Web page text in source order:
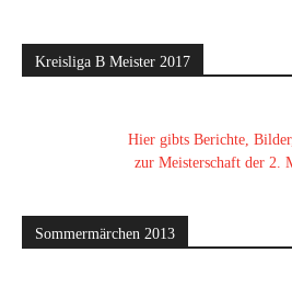
Kreisliga B Meister 2017
Hier gibts Berichte,
zur Meisterschaft der 2.
Sommermärchen 2013